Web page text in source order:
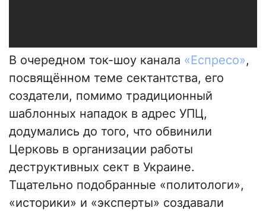
В очередном ток-шоу канала «Еспресо»,
посвящённом теме сектантства, его
создатели, помимо традиционный
шаблонных нападок в адрес УПЦ,
додумались до того, что обвинили
Церковь в организации работы
деструктивных сект в Украине.
Тщательно подобранные «политологи»,
«историки» и «эксперты» создавали